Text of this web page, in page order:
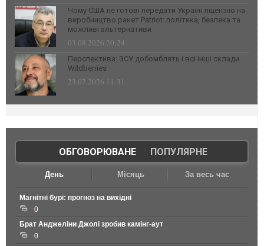
Чому США не готові передати Україні ліцензію на
виробництво ракет Patriot: політика, безпека та
можливі альтернативи
03.08.2026 20:24
Перспектива: ЗСУ добомблять і всі інші склади
Wildberries
23.07.2026 11:31
ОБГОВОРЮВАНЕ| ПОПУЛЯРНЕ
День Місяць За весь час
Магнітні бурі: прогноз на вихідні
0
Брат Анджеліни Джолі зробив камінг-аут
0